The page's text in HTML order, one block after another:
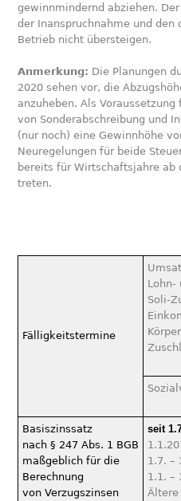
gewinnmindernd abziehen.
der Inanspruchnahme und den
Betrieb nicht übersteigen.
Anmerkung: Die Planungen
2020 sehen vor, die
anzuheben. Als
von Sonderabschreibung und
(nur noch) eine Gewinnhöhe
Neuregelungen für beide
bereits für Wirtschaftsjahre ab
treten.
Fälligkeitstermine
Lohn-
Soli-
Basiszinssatz
nach § 247 Abs. 1 BGB
maßgeblich für die
Berechnung
von Verzugszinsen
seit
1.7. –
1.1. –
Ältere